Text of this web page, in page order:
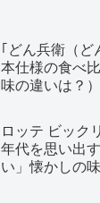
｢どん兵衛（ど
本仕様の食べ
味の違いは？）
ロッテ ビック
年代を思い出
い」懐かしの味